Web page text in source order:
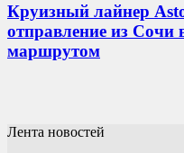
Круизный лайнер
отправление из
маршрутом
Лента новостей